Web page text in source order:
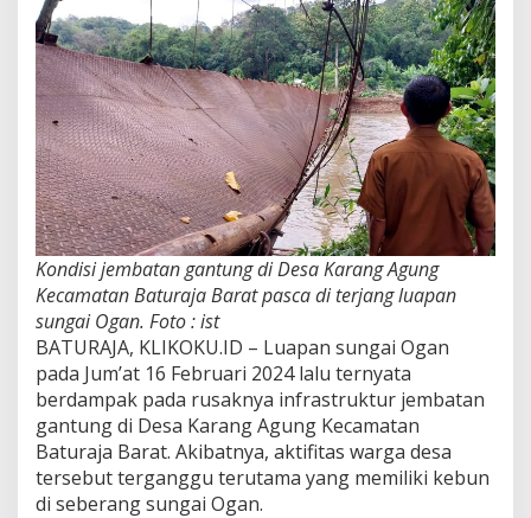
Kondisi jembatan gantung di Desa Karang Agung
Kecamatan Baturaja Barat pasca di terjang luapan
sungai Ogan. Foto : ist
BATURAJA, KLIKOKU.ID – Luapan sungai Ogan
pada Jum’at 16 Februari 2024 lalu ternyata
berdampak pada rusaknya infrastruktur jembatan
gantung di Desa Karang Agung Kecamatan
Baturaja Barat. Akibatnya, aktifitas warga desa
tersebut terganggu terutama yang memiliki kebun
di seberang sungai Ogan.